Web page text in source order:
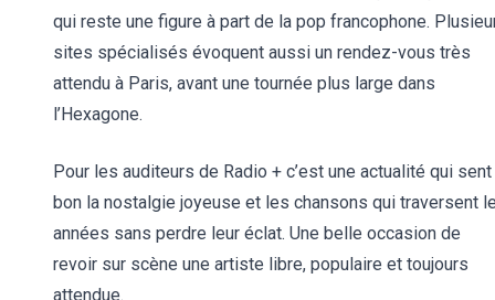
qui reste une figure à part de la pop francophone.
sites spécialisés évoquent aussi un rendez-vous très
attendu à Paris, avant une tournée plus large dans
l’Hexagone.
Pour les auditeurs de Radio +c’est une actualité qui sent
bon la nostalgie joyeuse et les chansons qui traversent
années sans perdre leur éclat. Une belle occasion de
revoir sur scène une artiste libre, populaire et toujours
attendue.